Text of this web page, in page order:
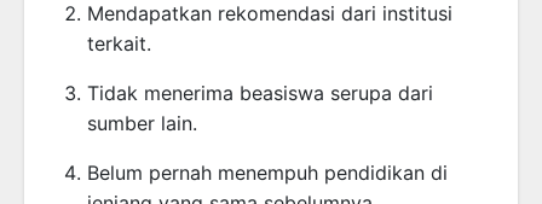
Mendapatkan rekomendasi dari institusi
terkait.
Tidak menerima beasiswa serupa dari
sumber lain.
Belum pernah menempuh pendidikan di